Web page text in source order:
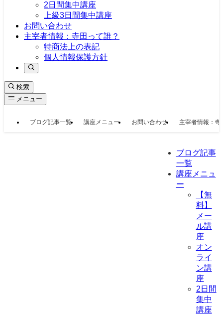
2日間集中講座
上級3日間集中講座
お問い合わせ
主宰者情報：寺田って誰？
特商法上の表記
個人情報保護方針
検索
メニュー
ブログ記事一覧 講座メニュー お問い合わせ 主宰者情報：寺
ブログ記事
一覧
講座メニュ
ー
【無
料】
メー
ル講
座
オン
ライ
ン講
座
2日間
集中
講座